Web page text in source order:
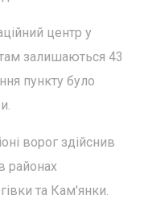
центр у
залишаються 43
пункту було
ворог здійснив
районах
та Кам'янки.